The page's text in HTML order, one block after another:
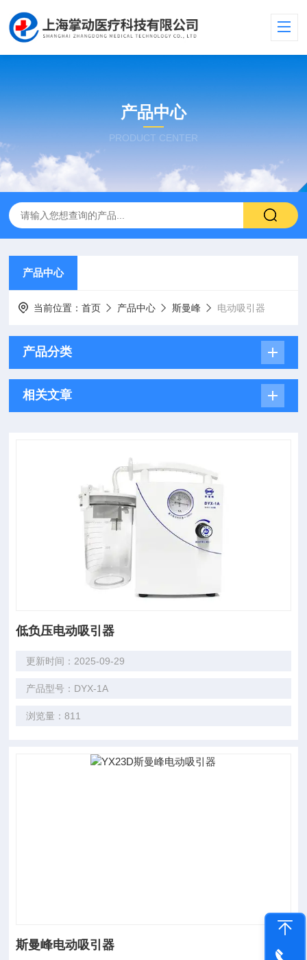
产品中心
PRODUCT CENTER
产品中心
当前位置：首页 产品中心 斯曼峰 电动吸引器
产品分类
相关文章
低负压电动吸引器
更新时间：2025-09-29
产品型号：DYX-1A
浏览量：811
斯曼峰电动吸引器